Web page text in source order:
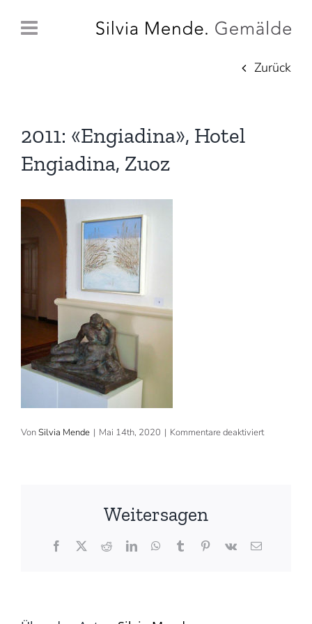
Inhalt
Zurück
2011: «Engiadina», Hotel
Engiadina, Zuoz
VonSilvia Mende | Mai 14th, 2020 | Kommentare deaktiviertfür
Weitersagen
Facebook
X RedditLinkedInWhatsApp
TumblrPinterest
Vk
E-